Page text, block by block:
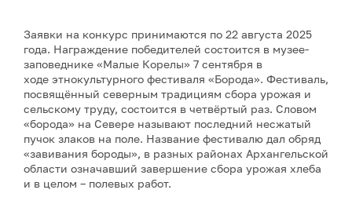
Заявки на конкурс принимаются по 22 августа 2025
года. Награждение победителей состоится в музее-
заповеднике «Малые Корелы» 7 сентября в
ходе этнокультурного фестиваля «Борода». Фестиваль,
посвящённый северным традициям сбора урожая и
сельскому труду, состоится в четвёртый раз. Словом
«борода» на Севере называют последний несжатый
пучок злаков на поле. Название фестивалю дал обряд
«завивания бороды», в разных районах Архангельской
области означавший завершение сбора урожая хлеба
и в целом – полевых работ.